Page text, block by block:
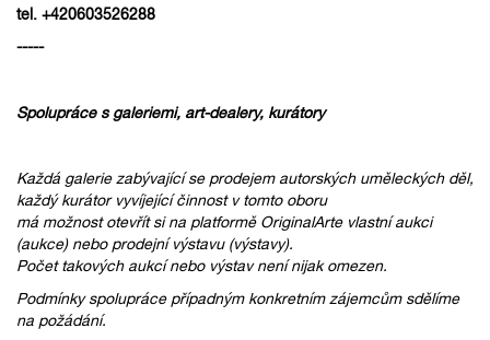
tel. +420603526288
-----
Spolupráce s galeriemi, art-dealery, kurátory
Každá galerie zabývající se prodejem autorských uměleckých děl,
každý kurátor vyvíjející činnost v tomto oboru
má možnost otevřít si na platformě OriginalArte vlastní aukci
(aukce) nebo prodejní výstavu (výstavy).
Počet takových aukcí nebo výstav není nijak omezen.
Podmínky spolupráce případným konkretním zájemcům sdělíme
na požádání.